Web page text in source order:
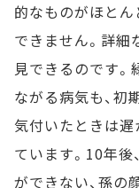
的なものがほと
できません。詳細
見できるのです。
ながる病気も、初
気付いたときは遅
ています。10年後
ができない、孫の